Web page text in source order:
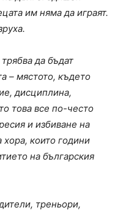
им няма да играят.
да бъдат
– мястото, където
дисциплина,
това все по-често
и избиване на
които години
на българския
треньори,